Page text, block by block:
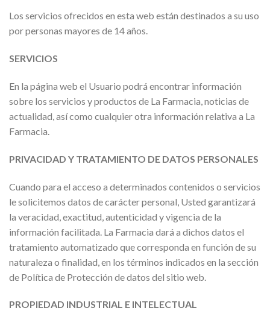
Los servicios ofrecidos en esta web están destinados a su uso
por personas mayores de 14 años.
SERVICIOS
En la página web el Usuario podrá encontrar información
sobre los servicios y productos de La Farmacia, noticias de
actualidad, así como cualquier otra información relativa a La
Farmacia.
PRIVACIDAD Y TRATAMIENTO DE DATOS PERSONALES
Cuando para el acceso a determinados contenidos o servicios
le solicitemos datos de carácter personal, Usted garantizará
la veracidad, exactitud, autenticidad y vigencia de la
información facilitada. La Farmacia dará a dichos datos el
tratamiento automatizado que corresponda en función de su
naturaleza o finalidad, en los términos indicados en la sección
de Política de Protección de datos del sitio web.
PROPIEDAD INDUSTRIAL E INTELECTUAL